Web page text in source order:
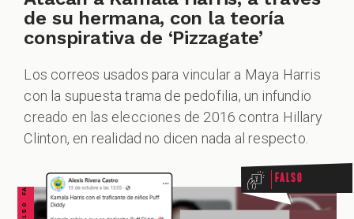
de su hermana, con la teoría
conspirativa de ‘Pizzagate’
Los correos usados para vincular a Maya Harris
con la supuesta trama de pedofilia, un infundio
creado en las elecciones de 2016 contra Hillary
Clinton, en realidad no dicen nada al respecto.
Falso